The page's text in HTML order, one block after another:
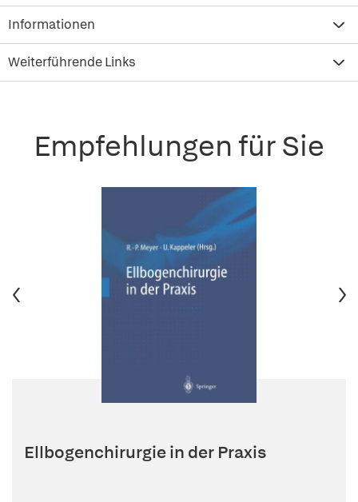
Informationen
Weiterführende Links
Empfehlungen für Sie
Ellbogenchirurgie in der Praxis